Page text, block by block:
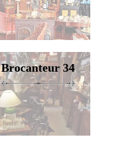
Brocanteur 34